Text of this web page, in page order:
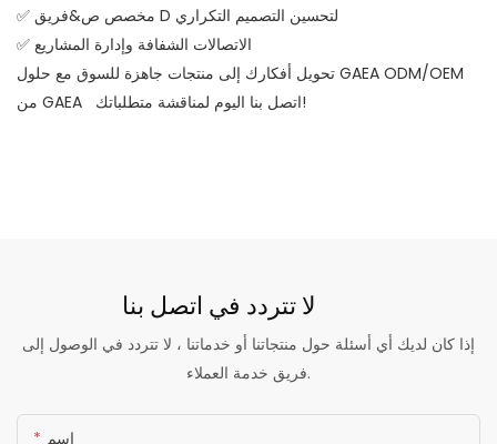
✅ مخصص ص&فريق D لتحسين التصميم التكراري
✅ الاتصالات الشفافة وإدارة المشاريع
تحويل أفكارك إلى منتجات جاهزة للسوق مع حلول GAEA ODM/OEM
من GAEA اتصل بنا اليوم لمناقشة متطلباتك!
لا تتردد في اتصل بنا
إذا كان لديك أي أسئلة حول منتجاتنا أو خدماتنا ، لا تتردد في الوصول إلى
فريق خدمة العملاء.
اسم